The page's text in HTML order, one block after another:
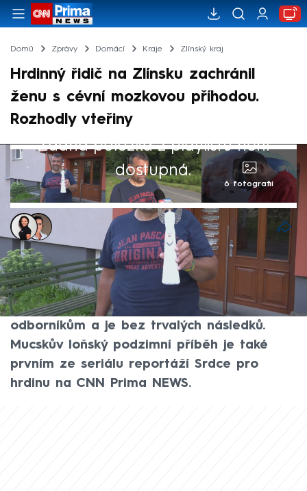
Domů Zprávy Domácí Kraje Zlínský kraj
Hrdinný řidič na Zlínsku zachránil
ženu s cévní mozkovou příhodou.
Rozhodly vteřiny
Žádná položka z playlistu není
dostupná.
6 fotografií
Eva Jarkovská
Jana Vozárová
16. čvc 2024, 21:53
Řidič v Lukově na Zlínsku zachránil ženu,
kterou postihla cévní mozková příhoda.
Díky Robertu Mucskovi se dostala včas k
odborníkům a je bez trvalých následků.
Mucskův loňský podzimní příběh je také
prvním ze seriálu reportáží Srdce pro
hrdinu na CNN Prima NEWS.